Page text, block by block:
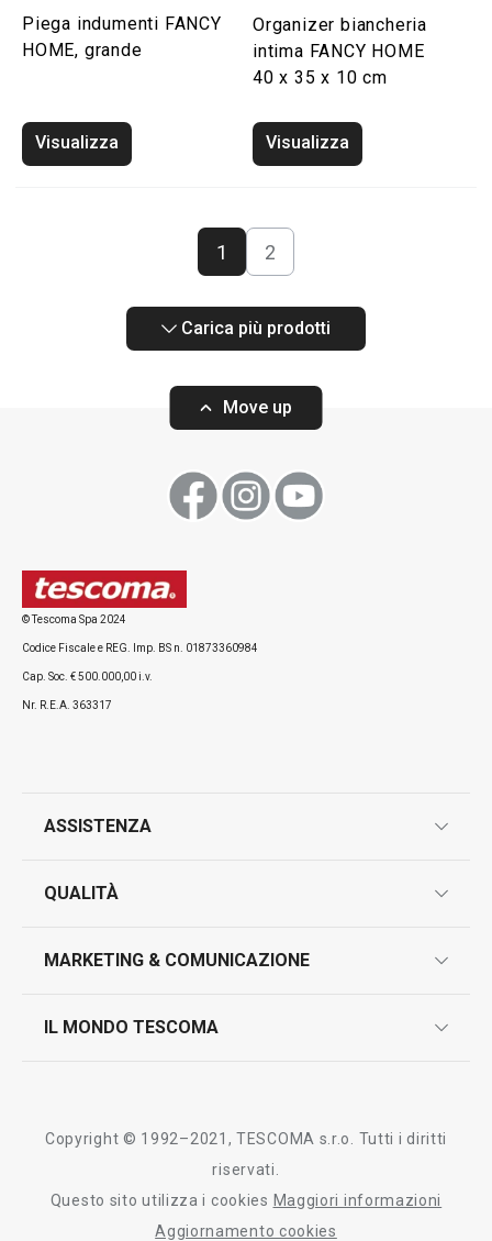
Piega indumenti FANCY
HOME, grande
Visualizza
Organizer biancheria
intima FANCY HOME
40 x 35 x 10 cm
Visualizza
1 2
Carica più prodotti
Move up
© Tescoma Spa 2024
Codice Fiscale e REG. Imp. BS n. 01873360984
Cap. Soc. € 500.000,00 i.v.
Nr. R.E.A. 363317
ASSISTENZA
contatti
QUALITÀ
test sui prodotti
MARKETING & COMUNICAZIONE
IL MONDO TESCOMA
Tescoma nel mondo
Copyright © 1992–2021, TESCOMA s.r.o. Tutti i diritti
riservati.
Questo sito utilizza i cookies Maggiori informazioni
Aggiornamento cookies